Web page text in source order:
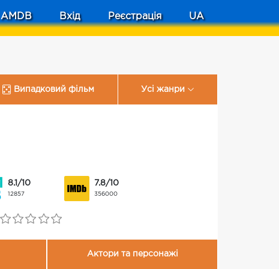
AMDB Вхід Реєстрація UA
Випадковий фільм Усі жанри
8.1/10
12857
7.8/10
356000
Актори та персонажі